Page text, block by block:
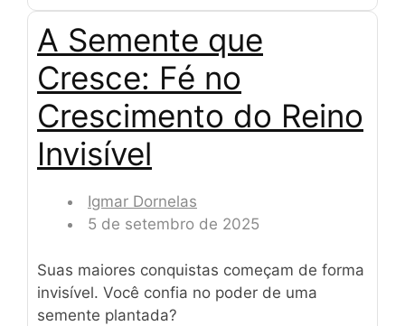
A Semente que
Cresce: Fé no
Crescimento do Reino
Invisível
Igmar Dornelas
5 de setembro de 2025
Suas maiores conquistas começam de forma
invisível. Você confia no poder de uma
semente plantada?